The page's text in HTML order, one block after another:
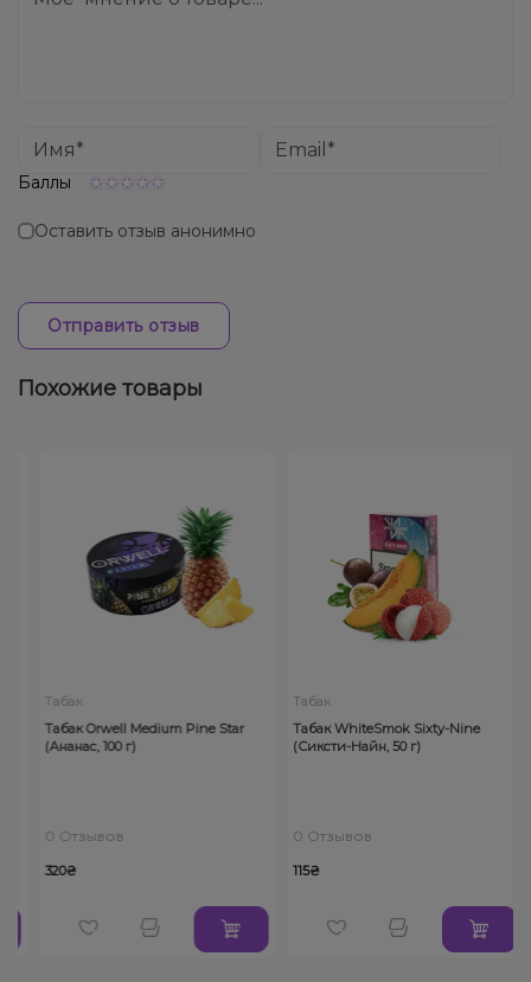
Баллы
Оставить отзыв анонимно
Отправить отзыв
Похожие товары
Табак
Табак Orwell Medium Pine Star
(Ананас, 100 г)
0 Отзывов
320₴
Табак
Табак WhiteSmok Sixty-Nine
(Сиксти-Найн, 50 г)
0 Отзывов
115₴